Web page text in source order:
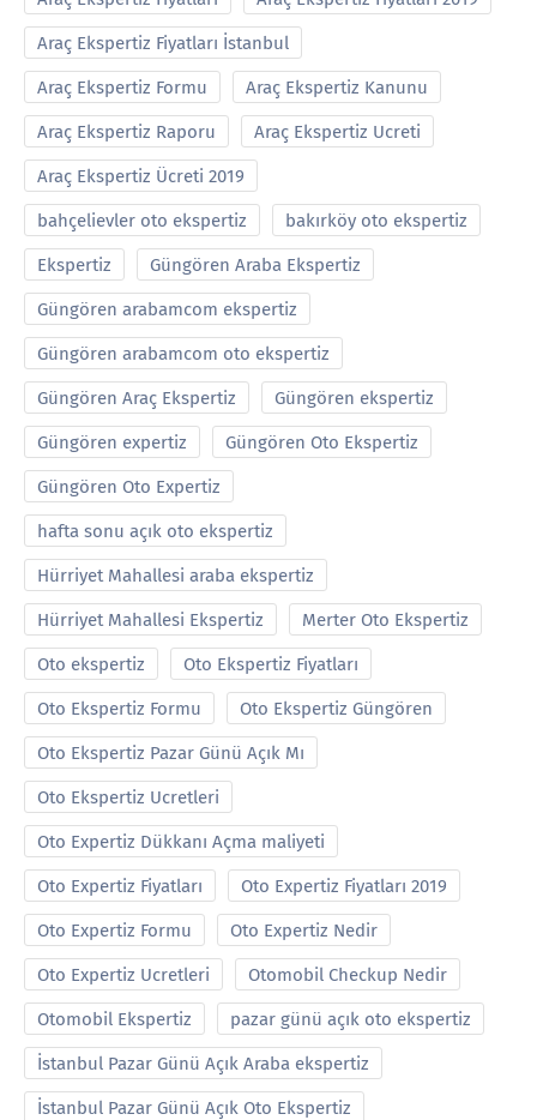
Araç Ekspertiz Fiyatları İstanbul
Araç Ekspertiz Formu Araç Ekspertiz Kanunu
Araç Ekspertiz Raporu Araç Ekspertiz Ucreti
Araç Ekspertiz Ücreti 2019
bahçelievler oto ekspertiz bakırköy oto ekspertiz
Ekspertiz Güngören Araba Ekspertiz
Güngören arabamcom ekspertiz
Güngören arabamcom oto ekspertiz
Güngören Araç Ekspertiz Güngören ekspertiz
Güngören expertiz Güngören Oto Ekspertiz
Güngören Oto Expertiz
hafta sonu açık oto ekspertiz
Hürriyet Mahallesi araba ekspertiz
Hürriyet Mahallesi Ekspertiz Merter Oto Ekspertiz
Oto ekspertiz Oto Ekspertiz Fiyatları
Oto Ekspertiz Formu Oto Ekspertiz Güngören
Oto Ekspertiz Pazar Günü Açık Mı
Oto Ekspertiz Ucretleri
Oto Expertiz Dükkanı Açma maliyeti
Oto Expertiz Fiyatları Oto Expertiz Fiyatları 2019
Oto Expertiz Formu Oto Expertiz Nedir
Oto Expertiz Ucretleri Otomobil Checkup Nedir
Otomobil Ekspertiz pazar günü açık oto ekspertiz
İstanbul Pazar Günü Açık Araba ekspertiz
İstanbul Pazar Günü Açık Oto Ekspertiz